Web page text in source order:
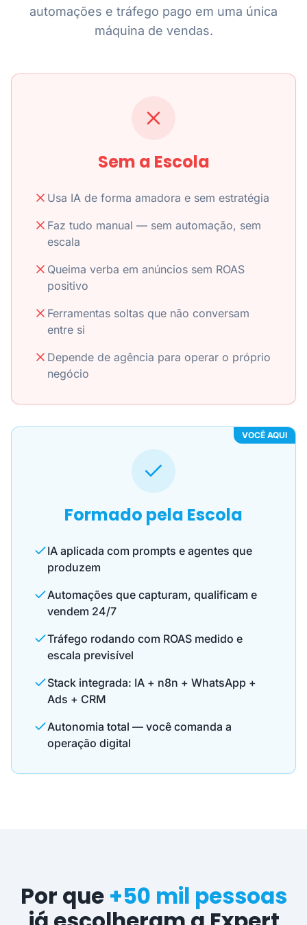
automações e tráfego pago em uma única
máquina de vendas.
Sem a Escola
Usa IA de forma amadora e sem estratégia
Faz tudo manual — sem automação, sem
escala
Queima verba em anúncios sem ROAS
positivo
Ferramentas soltas que não conversam
entre si
Depende de agência para operar o próprio
negócio
VOCÊ AQUI
Formado pela Escola
IA aplicada com prompts e agentes que
produzem
Automações que capturam, qualificam e
vendem 24/7
Tráfego rodando com ROAS medido e
escala previsível
Stack integrada: IA + n8n + WhatsApp +
Ads + CRM
Autonomia total — você comanda a
operação digital
Por que +50 mil pessoas